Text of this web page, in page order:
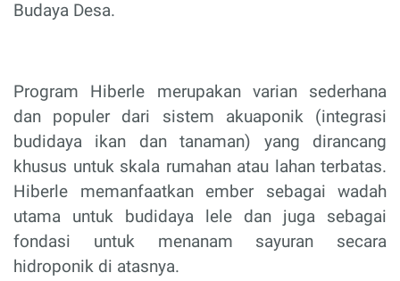
Budaya Desa.
Program Hiberle merupakan varian sederhana
dan populer dari sistem akuaponik (integrasi
budidaya ikan dan tanaman) yang dirancang
khusus untuk skala rumahan atau lahan terbatas.
Hiberle memanfaatkan ember sebagai wadah
utama untuk budidaya lele dan juga sebagai
fondasi untuk menanam sayuran secara
hidroponik di atasnya.